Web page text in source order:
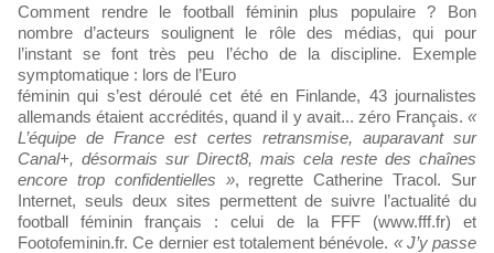
Comment rendre le football féminin plus populaire ? Bon
nombre d’acteurs soulignent le rôle des médias, qui pour
l’instant se font très peu l’écho de la discipline. Exemple
symptomatique : lors de l’Euro
féminin qui s’est déroulé cet été en Finlande, 43 journalistes
allemands étaient accrédités, quand il y avait... zéro Français. «
L’équipe de France est certes retransmise, auparavant sur
Canal+, désormais sur Direct8, mais cela reste des chaînes
encore trop confidentielles », regrette Catherine Tracol. Sur
Internet, seuls deux sites permettent de suivre l’actualité du
football féminin français : celui de la FFF (www.fff.fr) et
Footofeminin.fr. Ce dernier est totalement bénévole. « J’y passe